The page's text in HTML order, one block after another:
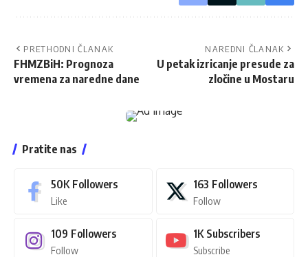
PRETHODNI ČLANAK
FHMZBiH: Prognoza
vremena za naredne dane
NAREDNI ČLANAK
U petak izricanje presude za
zločine u Mostaru
Pratite nas
50K Followers
Like
163 Followers
Follow
109 Followers
Follow
1K Subscribers
Subscribe